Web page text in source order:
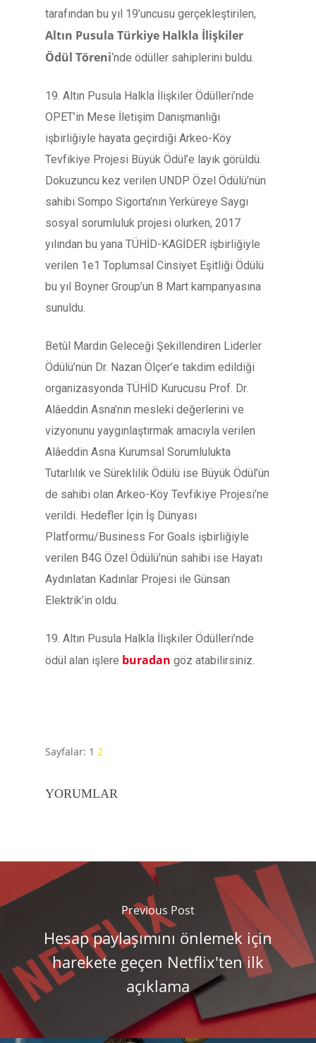
tarafından bu yıl 19’uncusu gerçekleştirilen,
Altın Pusula Türkiye Halkla İlişkiler
Ödül Töreni‘nde ödüller sahiplerini buldu.
19. Altın Pusula Halkla İlişkiler Ödülleri’nde
OPET’in Mese İletişim Danışmanlığı
işbirliğiyle hayata geçirdiği Arkeo-Köy
Tevfikiye Projesi Büyük Ödül’e layık görüldü.
Dokuzuncu kez verilen UNDP Özel Ödülü’nün
sahibi Sompo Sigorta’nın Yerküreye Saygı
sosyal sorumluluk projesi olurken, 2017
yılından bu yana TÜHİD-KAGİDER işbirliğiyle
verilen 1e1 Toplumsal Cinsiyet Eşitliği Ödülü
bu yıl Boyner Group’un 8 Mart kampanyasına
sunuldu.
Betûl Mardin Geleceği Şekillendiren Liderler
Ödülü’nün Dr. Nazan Ölçer’e takdim edildiği
organizasyonda TÜHİD Kurucusu Prof. Dr.
Alâeddin Asna’nın mesleki değerlerini ve
vizyonunu yaygınlaştırmak amacıyla verilen
Alâeddin Asna Kurumsal Sorumlulukta
Tutarlılık ve Süreklilik Ödülü ise Büyük Ödül’ün
de sahibi olan Arkeo-Köy Tevfikiye Projesi’ne
verildi. Hedefler İçin İş Dünyası
Platformu/Business For Goals işbirliğiyle
verilen B4G Özel Ödülü’nün sahibi ise Hayatı
Aydınlatan Kadınlar Projesi ile Günsan
Elektrik’in oldu.
19. Altın Pusula Halkla İlişkiler Ödülleri’nde
ödül alan işlere buradan göz atabilirsiniz.
Sayfalar: 1 2
YORUMLAR
Previous Post
Hesap paylaşımını önlemek için
harekete geçen Netflix'ten ilk
açıklama